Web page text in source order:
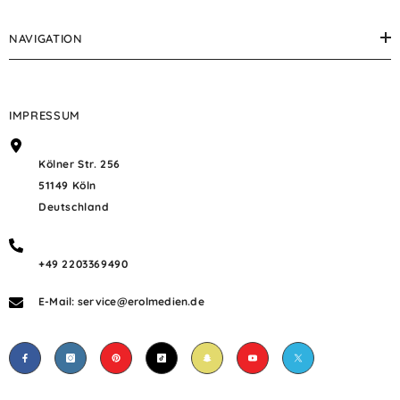
NAVIGATION
IMPRESSUM
Kölner Str. 256
51149 Köln
Deutschland
+49 2203369490
E-Mail: service@erolmedien.de